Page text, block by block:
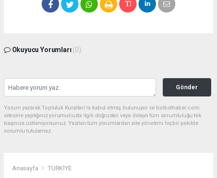
Okuyucu Yorumları (0)
Gönder
Yorum yazarak Topluluk Kuralları’nı kabul etmiş bulunuyor ve bolbolhaber.com
sitesine yaptığınız yorumunuzla ilgili doğrudan veya dolaylı tüm sorumluluğu tek
başınıza üstleniyorsunuz. Yazılan tüm yorumlardan site yönetimi hiçbir şekilde
sorumlu tutulamaz.
Anasayfa TÜRKİYE